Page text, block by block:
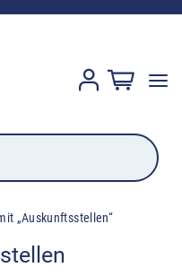
„Auskunftsstellen“